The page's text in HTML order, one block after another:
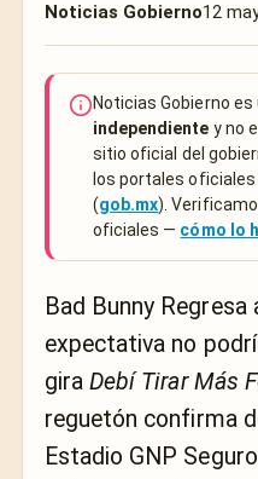
Noticias Gobierno12
Noticias Gobierno es
independiente y no
sitio oficial del
los portales oficiales
(gob.mx).
oficiales — cómo lo
Bad Bunny Regresa
expectativa no
giraDebí Tirar Más
reguetón confirma
Estadio GNP